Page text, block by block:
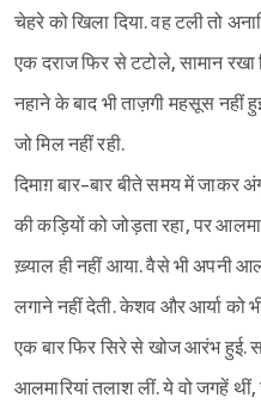
चेहरे को खिला दिया. वह टली तो
एक दराज फिर से टटोले, सामान
नहाने के बाद भी ताज़गी महसूस नहीं
जो मिल नहीं रही.
दिमाग़ बार-बार बीते समय में
की कड़ियों को जोड़ता रहा, पर
ख़्याल ही नहीं आया. वैसे भी अपनी
लगाने नहीं देती. केशव और आर्या को
एक बार फिर सिरे से खोज आरंभ हुई.
आलमारियां तलाश लीं. ये वो जगहें थीं,